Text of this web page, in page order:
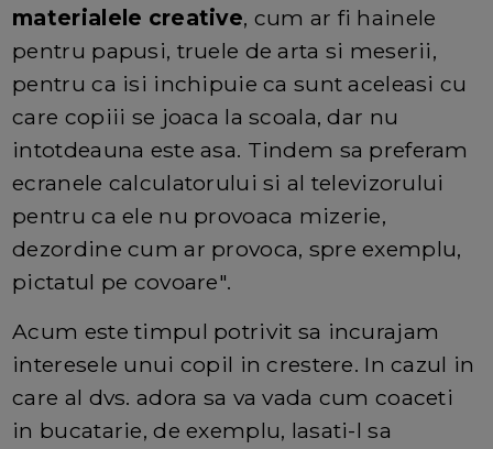
materialele creative, cum ar fi hainele
pentru papusi, truele de arta si meserii,
pentru ca isi inchipuie ca sunt aceleasi cu
care copiii se joaca la scoala, dar nu
intotdeauna este asa. Tindem sa preferam
ecranele calculatorului si al televizorului
pentru ca ele nu provoaca mizerie,
dezordine cum ar provoca, spre exemplu,
pictatul pe covoare".
Acum este timpul potrivit sa incurajam
interesele unui copil in crestere. In cazul in
care al dvs. adora sa va vada cum coaceti
in bucatarie, de exemplu, lasati-l sa